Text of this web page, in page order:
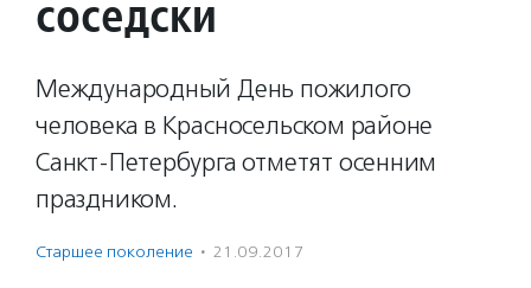
соседски
Международный День пожилого
человека в Красносельском районе
Санкт-Петербурга отметят осенним
праздником.
Старшее поколение · 21.09.2017